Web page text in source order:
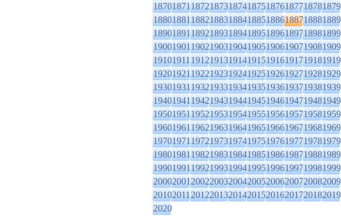
1870187118721873187418751876187718781879
1880188118821883188418851886188718881889
1890189118921893189418951896189718981899
1900190119021903190419051906190719081909
1910191119121913191419151916191719181919
1920192119221923192419251926192719281929
1930193119321933193419351936193719381939
1940194119421943194419451946194719481949
1950195119521953195419551956195719581959
1960196119621963196419651966196719681969
1970197119721973197419751976197719781979
1980198119821983198419851986198719881989
1990199119921993199419951996199719981999
2000200120022003200420052006200720082009
2010201120122013201420152016201720182019
2020